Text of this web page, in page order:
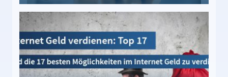
besten Möglichkeiten